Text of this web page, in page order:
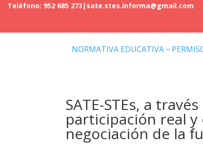
Teléfono: 952 685 273 | sate.stes.informa@gmail.com
NORMATIVA EDUCATIVA 3
SATE-STEs, a
participación real
negociación de la